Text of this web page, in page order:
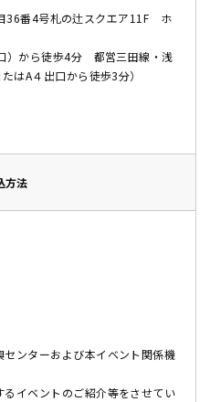
番4号札の辻スクエア11F ホ
）から徒歩4分 都営三田線・浅
はA４出口から徒歩3分）
方法
ンターおよび本イベント関係機
イベントのご紹介等をさせてい